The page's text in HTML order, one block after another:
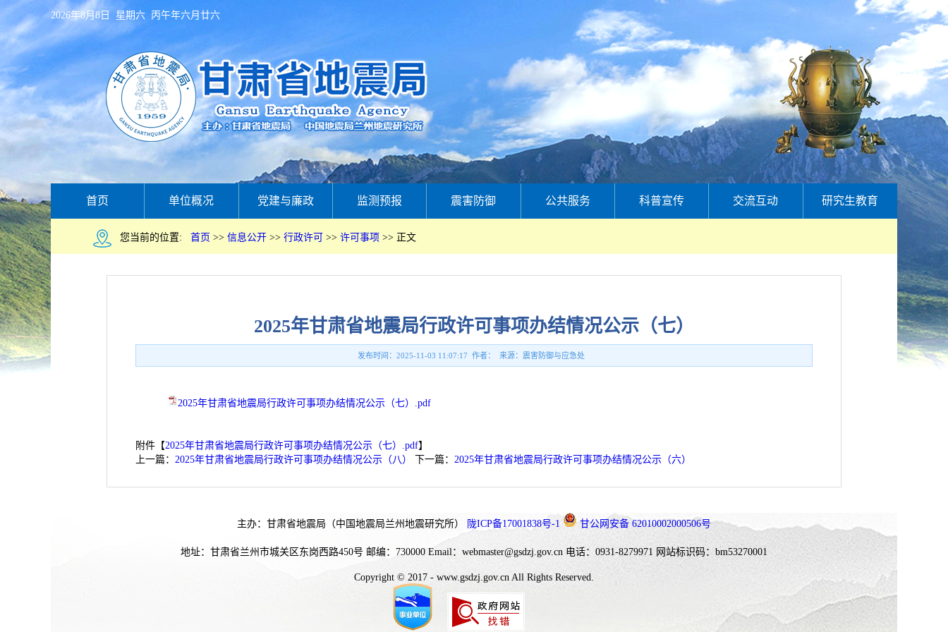
2026年8月8日 星期六 丙午年六月廿六
首页 单位概况 党建与廉政 监测预报 震害防御 公共服务 科普宣传 交流互动 研究生教育
您当前的位置: 首页 >> 信息公开 >> 行政许可 >> 许可事项 >> 正文
2025年甘肃省地震局行政许可事项办结情况公示（七）
发布时间：2025-11-03 11:07:17 作者： 来源：震害防御与应急处
2025年甘肃省地震局行政许可事项办结情况公示（七）.pdf
附件【2025年甘肃省地震局行政许可事项办结情况公示（七）.pdf】
上一篇： 2025年甘肃省地震局行政许可事项办结情况公示（八） 下一篇： 2025年甘肃省地震局行政许可事项办结情况公示（六）
主办：甘肃省地震局（中国地震局兰州地震研究所） 陇ICP备17001838号-1 甘公网安备 62010002000506号
地址：甘肃省兰州市城关区东岗西路450号 邮编：730000 Email：webmaster@gsdzj.gov.cn 电话：0931-8279971 网站标识码：bm53270001
Copyright © 2017 - www.gsdzj.gov.cn All Rights Reserved.